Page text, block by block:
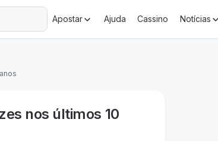
Apostar Ajuda Cassino Notícias
da Fazenda adverte: aposta não é investimento.
nos últimos 10